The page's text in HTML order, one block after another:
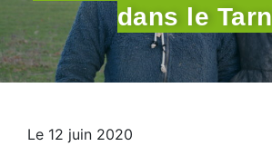
dans le Tarn
Le 12 juin 2020